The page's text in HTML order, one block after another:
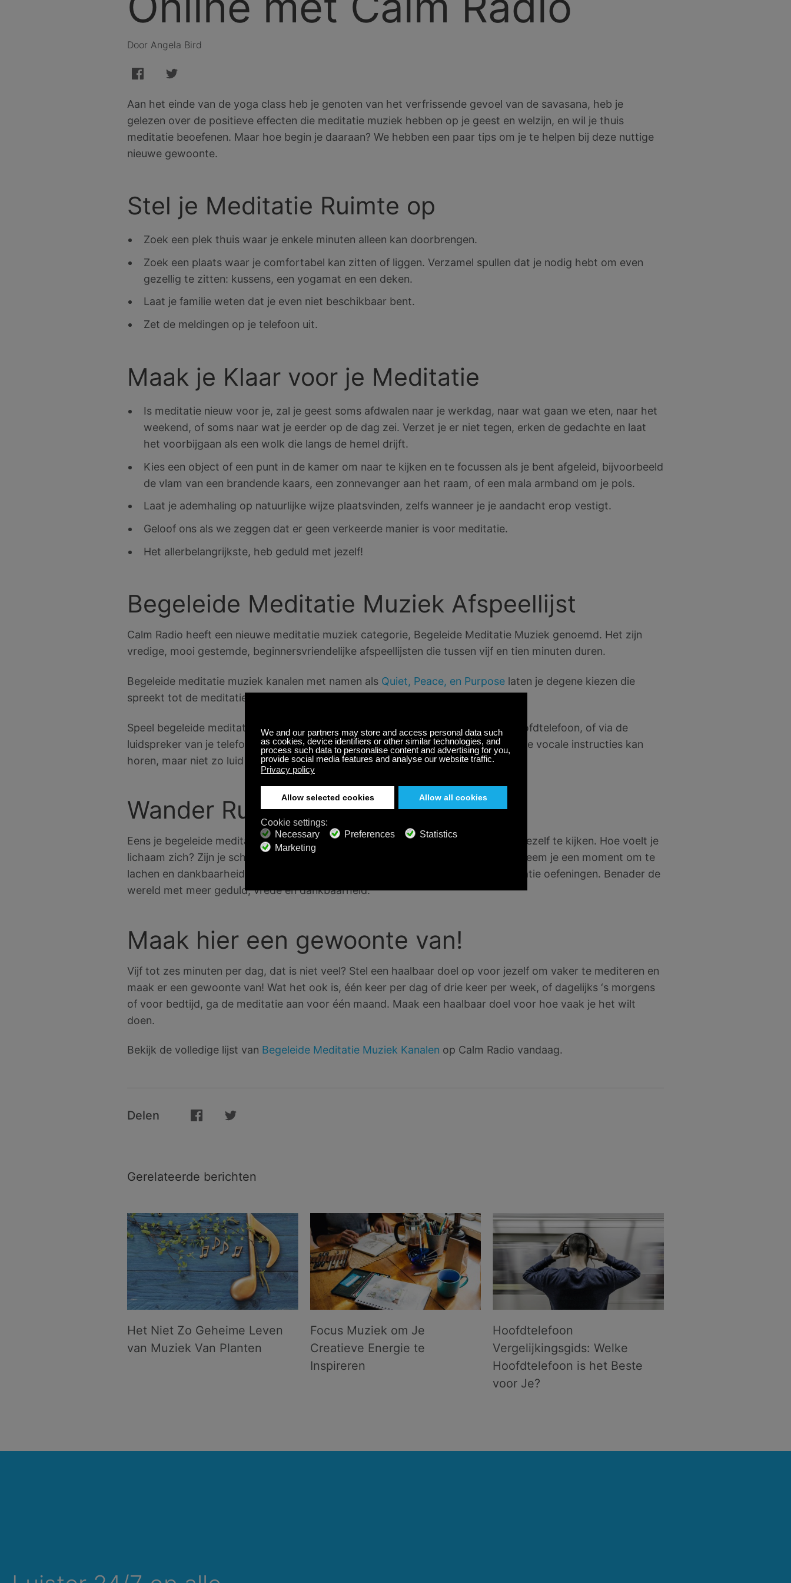
Door Angela Bird
Aan het einde van de yoga class heb je genoten van het verfrissende gevoel van de savasana, heb je
gelezen over de positieve effecten die meditatie muziek hebben op je geest en welzijn, en wil je thuis
meditatie beoefenen. Maar hoe begin je daaraan? We hebben een paar tips om je te helpen bij deze nuttige
nieuwe gewoonte.
Stel je Meditatie Ruimte op
Zoek een plek thuis waar je enkele minuten alleen kan doorbrengen.
Zoek een plaats waar je comfortabel kan zitten of liggen. Verzamel spullen dat je nodig hebt om even
gezellig te zitten: kussens, een yogamat en een deken.
Laat je familie weten dat je even niet beschikbaar bent.
Zet de meldingen op je telefoon uit.
Maak je Klaar voor je Meditatie
Is meditatie nieuw voor je, zal je geest soms afdwalen naar je werkdag, naar wat gaan we eten, naar het
weekend, of soms naar wat je eerder op de dag zei. Verzet je er niet tegen, erken de gedachte en laat
het voorbijgaan als een wolk die langs de hemel drijft.
Kies een object of een punt in de kamer om naar te kijken en te focussen als je bent afgeleid, bijvoorbeeld
de vlam van een brandende kaars, een zonnevanger aan het raam, of een mala armband om je pols.
Laat je ademhaling op natuurlijke wijze plaatsvinden, zelfs wanneer je je aandacht erop vestigt.
Geloof ons als we zeggen dat er geen verkeerde manier is voor meditatie.
Het allerbelangrijkste, heb geduld met jezelf!
Begeleide Meditatie Muziek Afspeellijst
Calm Radio heeft een nieuwe meditatie muziek categorie, Begeleide Meditatie Muziek genoemd. Het zijn
vredige, mooi gestemde, beginnersvriendelijke afspeellijsten die tussen vijf en tien minuten duren.
Begeleide meditatie muziek kanalen met namen als Quiet, Peace, en Purposelaten je degene kiezen die
spreekt tot de meditatie-ervaring die je wilt hebben.
Speel begeleide meditatie muziek op je bluetooth luidspreker, luister met een hoofdtelefoon, of via de
luidspreker van je telefoon. Let erop dat het op het juiste volume staat zodat je de vocale instructies kan
horen, maar niet zo luid dat het kan afleiden.
Wander Rustig en Vredevol
Eens je begeleide meditatie afspeellijst volledig is, neem je een moment om naar jezelf te kijken. Hoe voelt je
lichaam zich? Zijn je schouders ontspannen? En voor je verder gaat met je dag, neem je een moment om te
lachen en dankbaarheid uit te drukken. Dank jezelf om tijd te investeren in meditatie oefeningen. Benader de
wereld met meer geduld, vrede en dankbaarheid.
Maak hier een gewoonte van!
Vijf tot zes minuten per dag, dat is niet veel? Stel een haalbaar doel op voor jezelf om vaker te mediteren en
maak er een gewoonte van! Wat het ook is, één keer per dag of drie keer per week, of dagelijks ‘s morgens
of voor bedtijd, ga de meditatie aan voor één maand. Maak een haalbaar doel voor hoe vaak je het wilt
doen.
Bekijk de volledige lijst van Begeleide Meditatie Muziek Kanalen op Calm Radio vandaag.
Delen
Gerelateerde berichten
Het Niet Zo Geheime Leven
van Muziek Van Planten
Focus Muziek om Je
Creatieve Energie te
Inspireren
Hoofdtelefoon
Vergelijkingsgids: Welke
Hoofdtelefoon is het Beste
voor Je?